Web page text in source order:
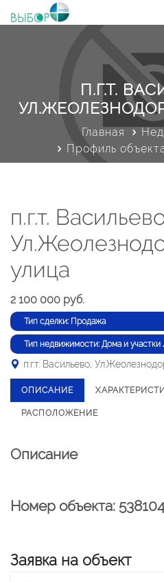
П.Г.Т.
Главная
Профиль
п.г.т.
улица
2 100 000 руб.
Тип сделки: Продажа
Тип недвижимости: Дома и
п.г.т. Васильево,
ОПИСАНИЕ
РАСПОЛОЖЕНИЕ
Описание
Номер объекта: 538104
Заявка на объект